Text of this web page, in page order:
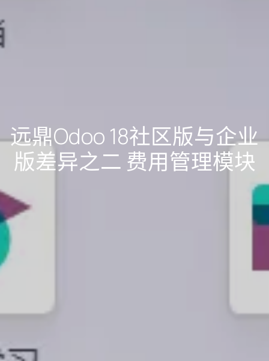
远鼎Odoo 18社区版与企业
版差异之二 费用管理模块